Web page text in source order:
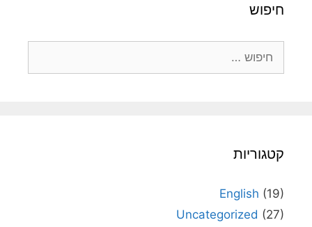
חיפוש
קטגוריות
English (19)
Uncategorized (27)